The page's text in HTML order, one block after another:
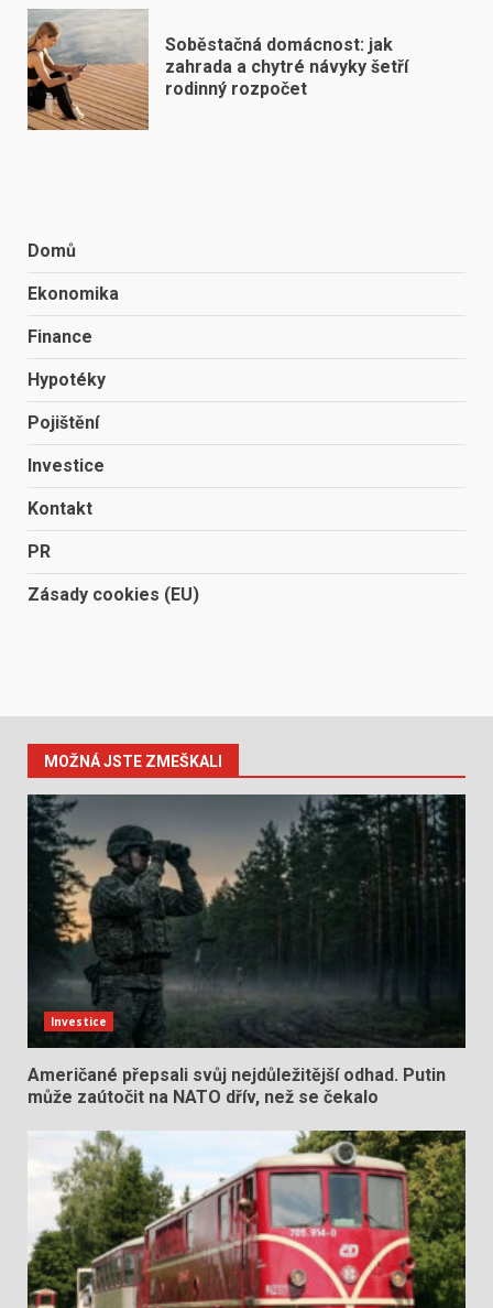
Soběstačná domácnost: jak
zahrada a chytré návyky šetří
rodinný rozpočet
Domů
Ekonomika
Finance
Hypotéky
Pojištění
Investice
Kontakt
PR
Zásady cookies (EU)
MOŽNÁ JSTE ZMEŠKALI
Investice
Američané přepsali svůj nejdůležitější odhad. Putin
může zaútočit na NATO dřív, než se čekalo